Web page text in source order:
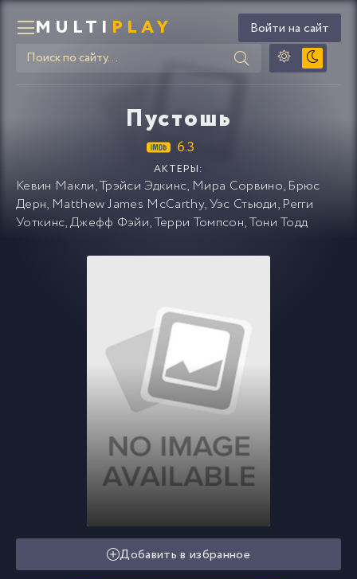
MULTI PLAY Войти на сайт
Пустошь
6.3
АКТЕРЫ:
Кевин Макли,Трэйси Эдкинс, Мира Сорвино, Брюс
Дерн, Matthew James McCarthy,Уэс Стьюди, Регги
Уоткинс,Джефф Фэйи,Терри Томпсон,Тони Тодд
Добавить в избранное